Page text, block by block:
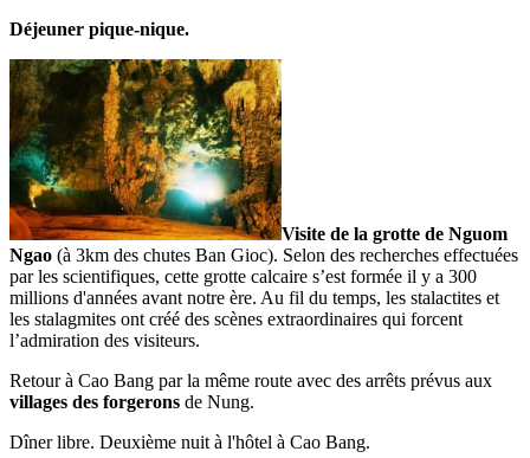
Déjeuner pique-nique.
Visite de la grotte de Nguom
Ngao (à 3km des chutes Ban Gioc). Selon des recherches effectuées
par les scientifiques, cette grotte calcaire s’est formée il y a 300
millions d'années avant notre ère. Au fil du temps, les stalactites et
les stalagmites ont créé des scènes extraordinaires qui forcent
l’admiration des visiteurs.
Retour à Cao Bang par la même route avec des arrêts prévus aux
villages des forgerons de Nung.
Dîner libre. Deuxième nuit à l'hôtel à Cao Bang.